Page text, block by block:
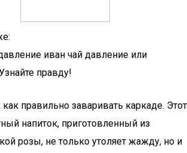
иван чай давление или
правду!
правильно заваривать каркаде. Этот
напиток, приготовленный из
розы, не только утоляет жажду, но и